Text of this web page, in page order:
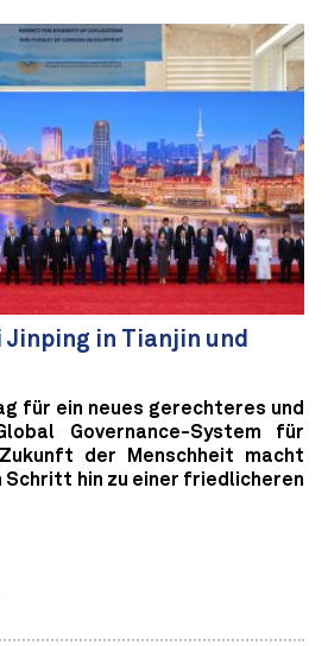
Jinping in Tianjin und
für ein neues gerechteres und
Governance-System für
der Menschheit macht
Schritt hin zu einer friedlicheren